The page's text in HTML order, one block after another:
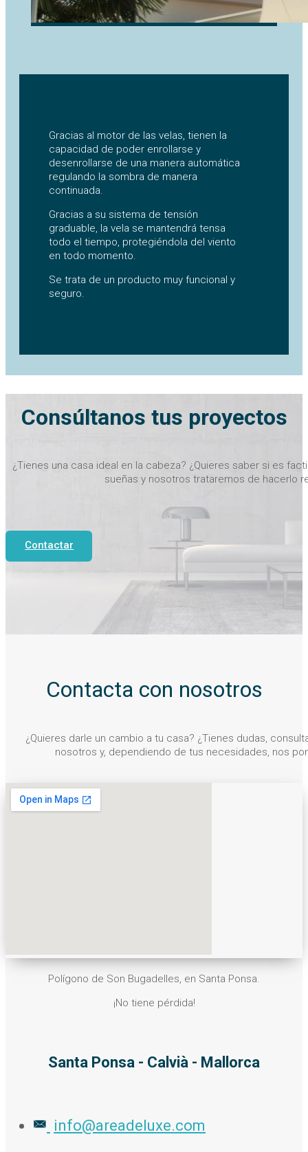
Gracias al motor de las velas, tienen la
capacidad de poder enrollarse y
desenrollarse de una manera automática
regulando la sombra de manera
continuada.
Gracias a su sistema de tensión
graduable, la vela se mantendrá tensa
todo el tiempo, protegiéndola del viento
en todo momento.
Se trata de un producto muy funcional y
seguro.
Consúltanos tus proyectos
¿Tienes una casa ideal en la cabeza? ¿Quieres saber si es
sueñas y nosotros trataremos de hacerlo
Contactar
Contacta con nosotros
¿Quieres darle un cambio a tu casa? ¿Tienes dudas,
nosotros y, dependiendo de tus necesidades, nos
Polígono de Son Bugadelles, en Santa Ponsa.
¡No tiene pérdida!
Santa Ponsa - Calvià - Mallorca
info@areadeluxe.com